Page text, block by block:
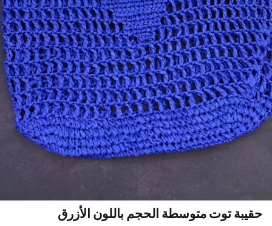
حقيبة توت متوسطة الحجم باللون الأزرق